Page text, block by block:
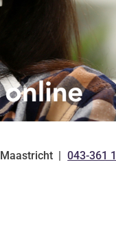
Maastricht Tel:
043-361